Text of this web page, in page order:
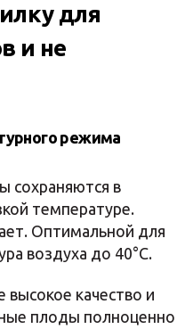
для
и не
режима
сохраняются в
температуре.
Оптимальной для
воздуха до 40°C.
качество и
плоды полноценно